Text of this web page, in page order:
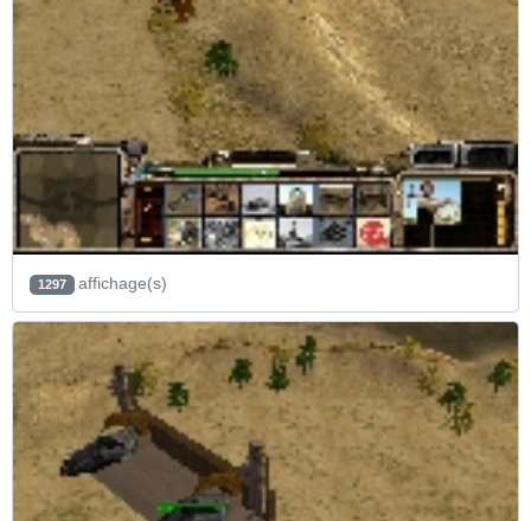
1297 affichage(s)